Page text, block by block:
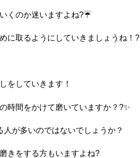
くのか迷いますよね?☔️
に取るようにしていきましょうね！?
をしていきます！
時間をかけて磨いていますか？?✨️
が多いのではないでしょうか？
きをする方もいますよね?